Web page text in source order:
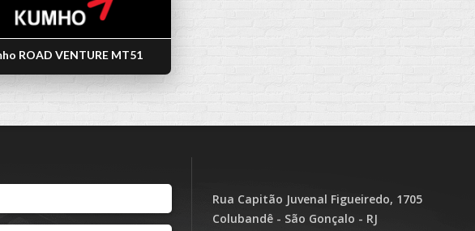
ROAD VENTURE MT51
Rua Capitão Juvenal Figueiredo, 1705
Colubandê - São Gonçalo - RJ